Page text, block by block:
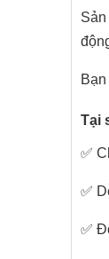
Tại
✅
✅
✅